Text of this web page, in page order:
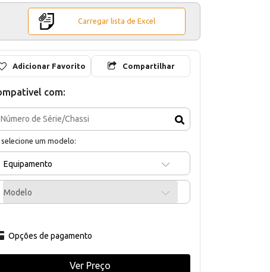
Carregar lista de Excel
Adicionar Favorito Compartilhar
com:
um modelo:
Equipamento
Modelo
Opções de pagamento
Ver Preço